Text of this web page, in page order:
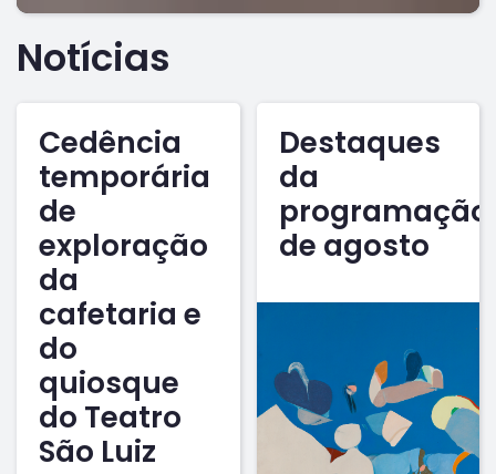
Notícias
Cedência
temporária
de
exploração
da
cafetaria e
do
quiosque
do Teatro
São Luiz
Destaques
da
programação
de agosto